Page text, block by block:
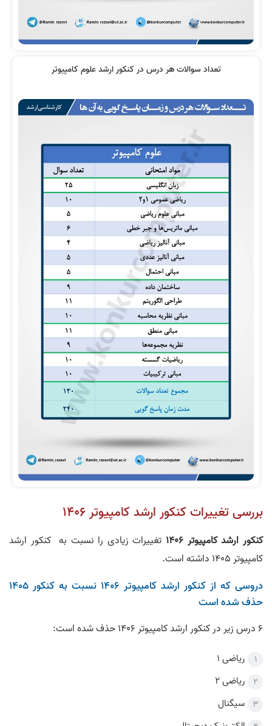
تعداد سوالات هر درس در کنکور ارشد علوم کامپیوتر
بررسی تغییرات کنکور ارشد کامپیوتر 1406
کنکور ارشد کامپیوتر 1406
تغییرات زیادی را نسبت به کنکور ارشد
کامپیوتر 1405 داشته است.
دروسی که از کنکور ارشد کامپیوتر 1406 نسبت به کنکور 1405
حذف شده است
6 درس زیر در کنکور ارشد کامپیوتر 1406 حذف شده است:
ریاضی 1
ریاضی 2
سیگنال